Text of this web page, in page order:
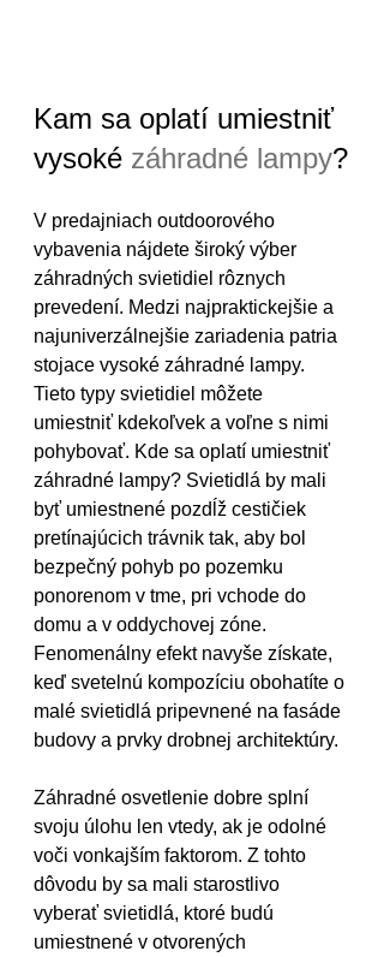
Kam sa oplatí umiestniť
vysoké záhradné lampy?
V predajniach outdoorového
vybavenia nájdete široký výber
záhradných svietidiel rôznych
prevedení. Medzi najpraktickejšie a
najuniverzálnejšie zariadenia patria
stojace vysoké záhradné lampy.
Tieto typy svietidiel môžete
umiestniť kdekoľvek a voľne s nimi
pohybovať. Kde sa oplatí umiestniť
záhradné lampy? Svietidlá by mali
byť umiestnené pozdĺž cestičiek
pretínajúcich trávnik tak, aby bol
bezpečný pohyb po pozemku
ponorenom v tme, pri vchode do
domu a v oddychovej zóne.
Fenomenálny efekt navyše získate,
keď svetelnú kompozíciu obohatíte o
malé svietidlá pripevnené na fasáde
budovy a prvky drobnej architektúry.
Záhradné osvetlenie dobre splní
svoju úlohu len vtedy, ak je odolné
voči vonkajším faktorom. Z tohto
dôvodu by sa mali starostlivo
vyberať svietidlá, ktoré budú
umiestnené v otvorených